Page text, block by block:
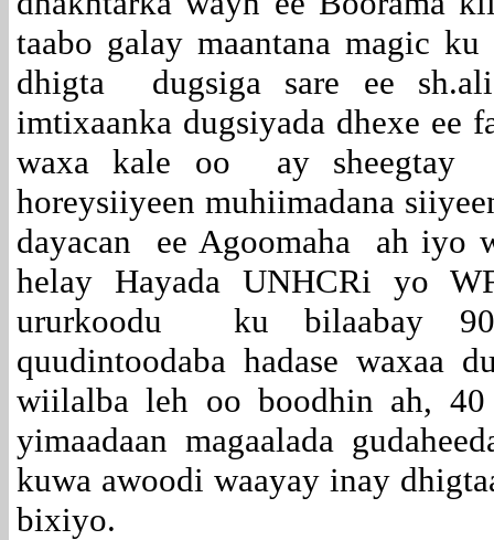
taabo galay maantana magic
dhigta dugsiga sare ee sh.ali
imtixaanka dugsiyada dhexe ee
waxa kale oo ay sheegtay
horeysiiyeen muhiimadana
dayacan ee Agoomaha ah iyo
helay Hayada UNHCRi yo
ururkoodu ku bilaabay 90
quudintoodaba hadase waxaa
wiilalba leh oo boodhin ah,
yimaadaan magaalada
kuwa awoodi waayay inay
bixiyo.